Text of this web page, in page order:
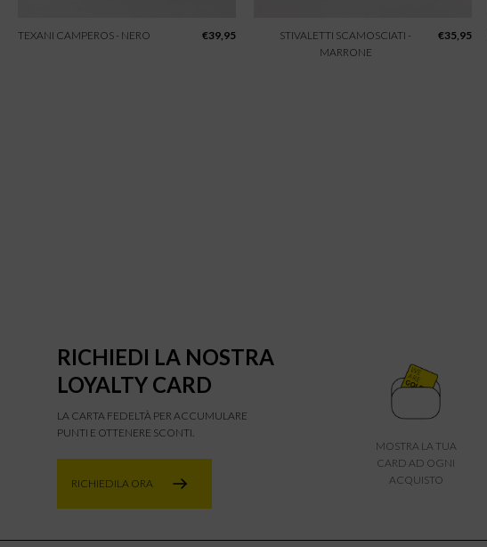
TEXANI CAMPEROS - NERO €39,95
STIVALETTI SCAMOSCIATI -
MARRONE
€35,95
RICHIEDI LA NOSTRA
LOYALTY CARD
LA CARTA FEDELTÀ PER ACCUMULARE
PUNTI E OTTENERE SCONTI.
RICHIEDILA ORA
MOSTRA LA TUA
CARD AD OGNI
ACQUISTO